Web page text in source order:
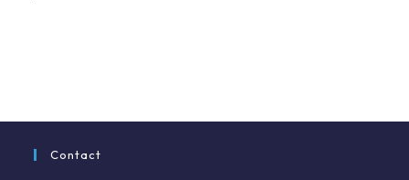
Contact